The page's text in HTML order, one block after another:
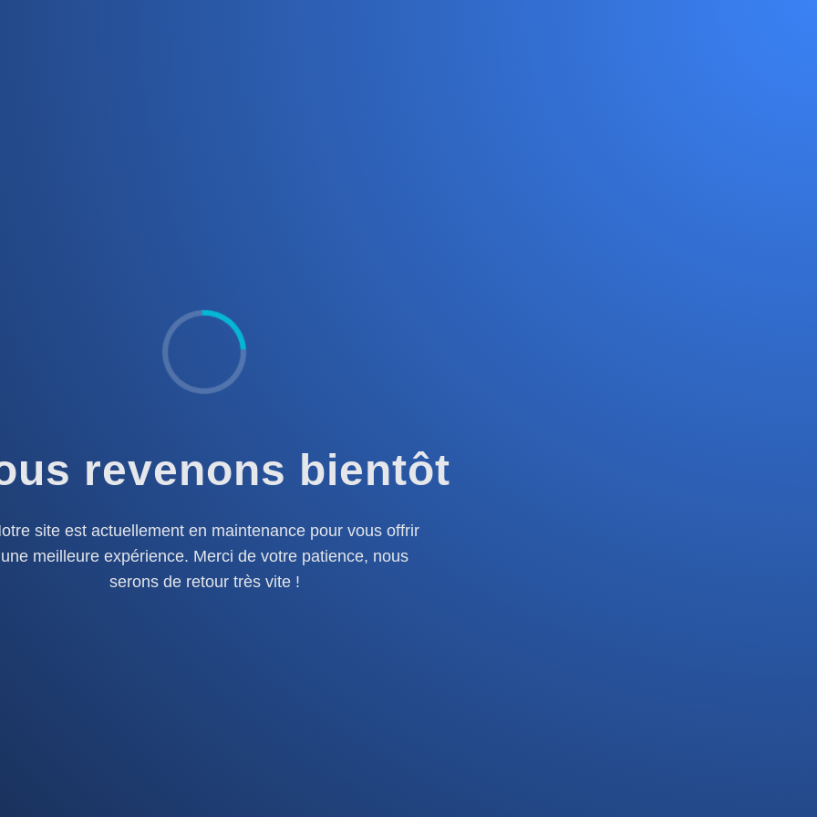
revenons bientôt
site est actuellement en maintenance pour vous offrir
une meilleure expérience. Merci de votre patience, nous
serons de retour très vite !